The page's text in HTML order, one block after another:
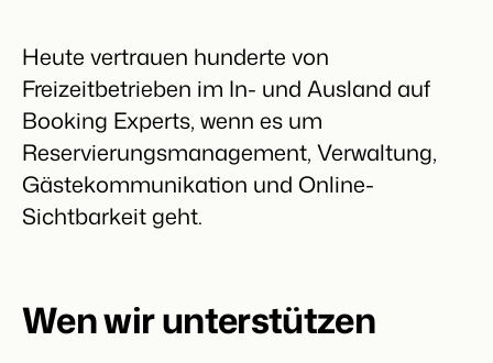
App Store
Mach die Plattform zu deiner eigenen mithilfe der
Anbindung zu anderen Systemen.
Schlüsselloser Zugang bei Camping de
Kundenstory lesen
Heute vertrauen hunderte von
Freizeitbetrieben im In- und Ausland auf
Booking Experts, wenn es um
Reservierungsmanagement, Verwaltung,
Gästekommunikation und Online-
Sichtbarkeit geht.
Wen wir unterstützen